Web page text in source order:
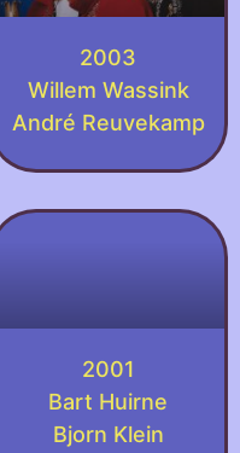
2003
Willem Wassink
André Reuvekamp
2001
Bart Huirne
Bjorn Klein